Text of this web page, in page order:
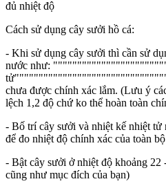
đủ nhiệt độ
Cách sử dụng cây sưởi hồ cá:
- Khi sử dụng cây sưởi thì cần sử
nước như:
tử""""""""""""""""""""""""""""""""
chưa được chính xác lắm. (Lưu ý
lệch 1,2 độ chứ ko thể hoàn toàn
- Bố trí cây sưởi và nhiệt kế nhiệt tử
để đo nhiệt độ chính xác của toàn
- Bật cây sưởi ở nhiệt độ khoảng
cũng như mục đích của bạn)